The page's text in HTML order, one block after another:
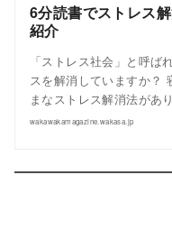
6分読書でストレス
紹介
「ストレス社会」と呼ば
スを解消していますか
まなストレス解消法があ
wakawakamagazine.wakasa.jp